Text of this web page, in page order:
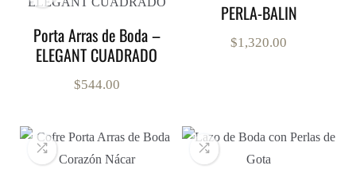
Porta Arras de Boda –
ELEGANT CUADRADO
$544.00
PERLA-BALIN
$1,320.00